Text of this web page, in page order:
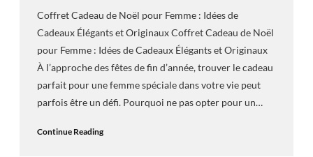
Coffret Cadeau de Noël pour Femme : Idées de
Cadeaux Élégants et Originaux Coffret Cadeau de Noël
pour Femme : Idées de Cadeaux Élégants et Originaux
À l’approche des fêtes de fin d’année, trouver le cadeau
parfait pour une femme spéciale dans votre vie peut
parfois être un défi. Pourquoi ne pas opter pour un…
Continue Reading